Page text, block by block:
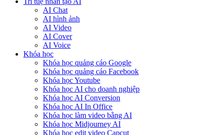
AI Chat
AI hình ảnh
AI Video
AI Cover
AI Voice
Khóa học
Khóa học quảng cáo Google
Khóa học quảng cáo Facebook
Khóa học Youtube
Khóa học AI cho doanh nghiệp
Khóa học AI Conversion
Khóa học AI In Office
Khóa học làm video bằng AI
Khóa học Midjourney AI
Khóa học edit video Capcut